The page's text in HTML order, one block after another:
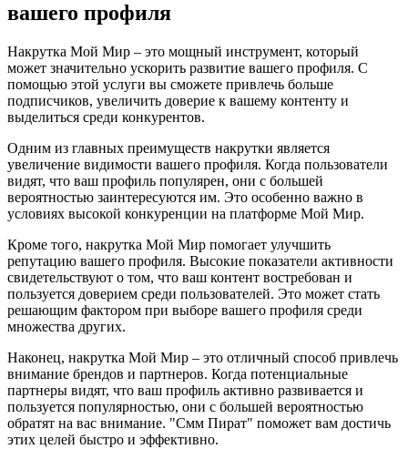
вашего профиля
Накрутка Мой Мир – это мощный инструмент, который
может значительно ускорить развитие вашего профиля. С
помощью этой услуги вы сможете привлечь больше
подписчиков, увеличить доверие к вашему контенту и
выделиться среди конкурентов.
Одним из главных преимуществ накрутки является
увеличение видимости вашего профиля. Когда пользователи
видят, что ваш профиль популярен, они с большей
вероятностью заинтересуются им. Это особенно важно в
условиях высокой конкуренции на платформе Мой Мир.
Кроме того, накрутка Мой Мир помогает улучшить
репутацию вашего профиля. Высокие показатели активности
свидетельствуют о том, что ваш контент востребован и
пользуется доверием среди пользователей. Это может стать
решающим фактором при выборе вашего профиля среди
множества других.
Наконец, накрутка Мой Мир – это отличный способ привлечь
внимание брендов и партнеров. Когда потенциальные
партнеры видят, что ваш профиль активно развивается и
пользуется популярностью, они с большей вероятностью
обратят на вас внимание. "Смм Пират" поможет вам достичь
этих целей быстро и эффективно.